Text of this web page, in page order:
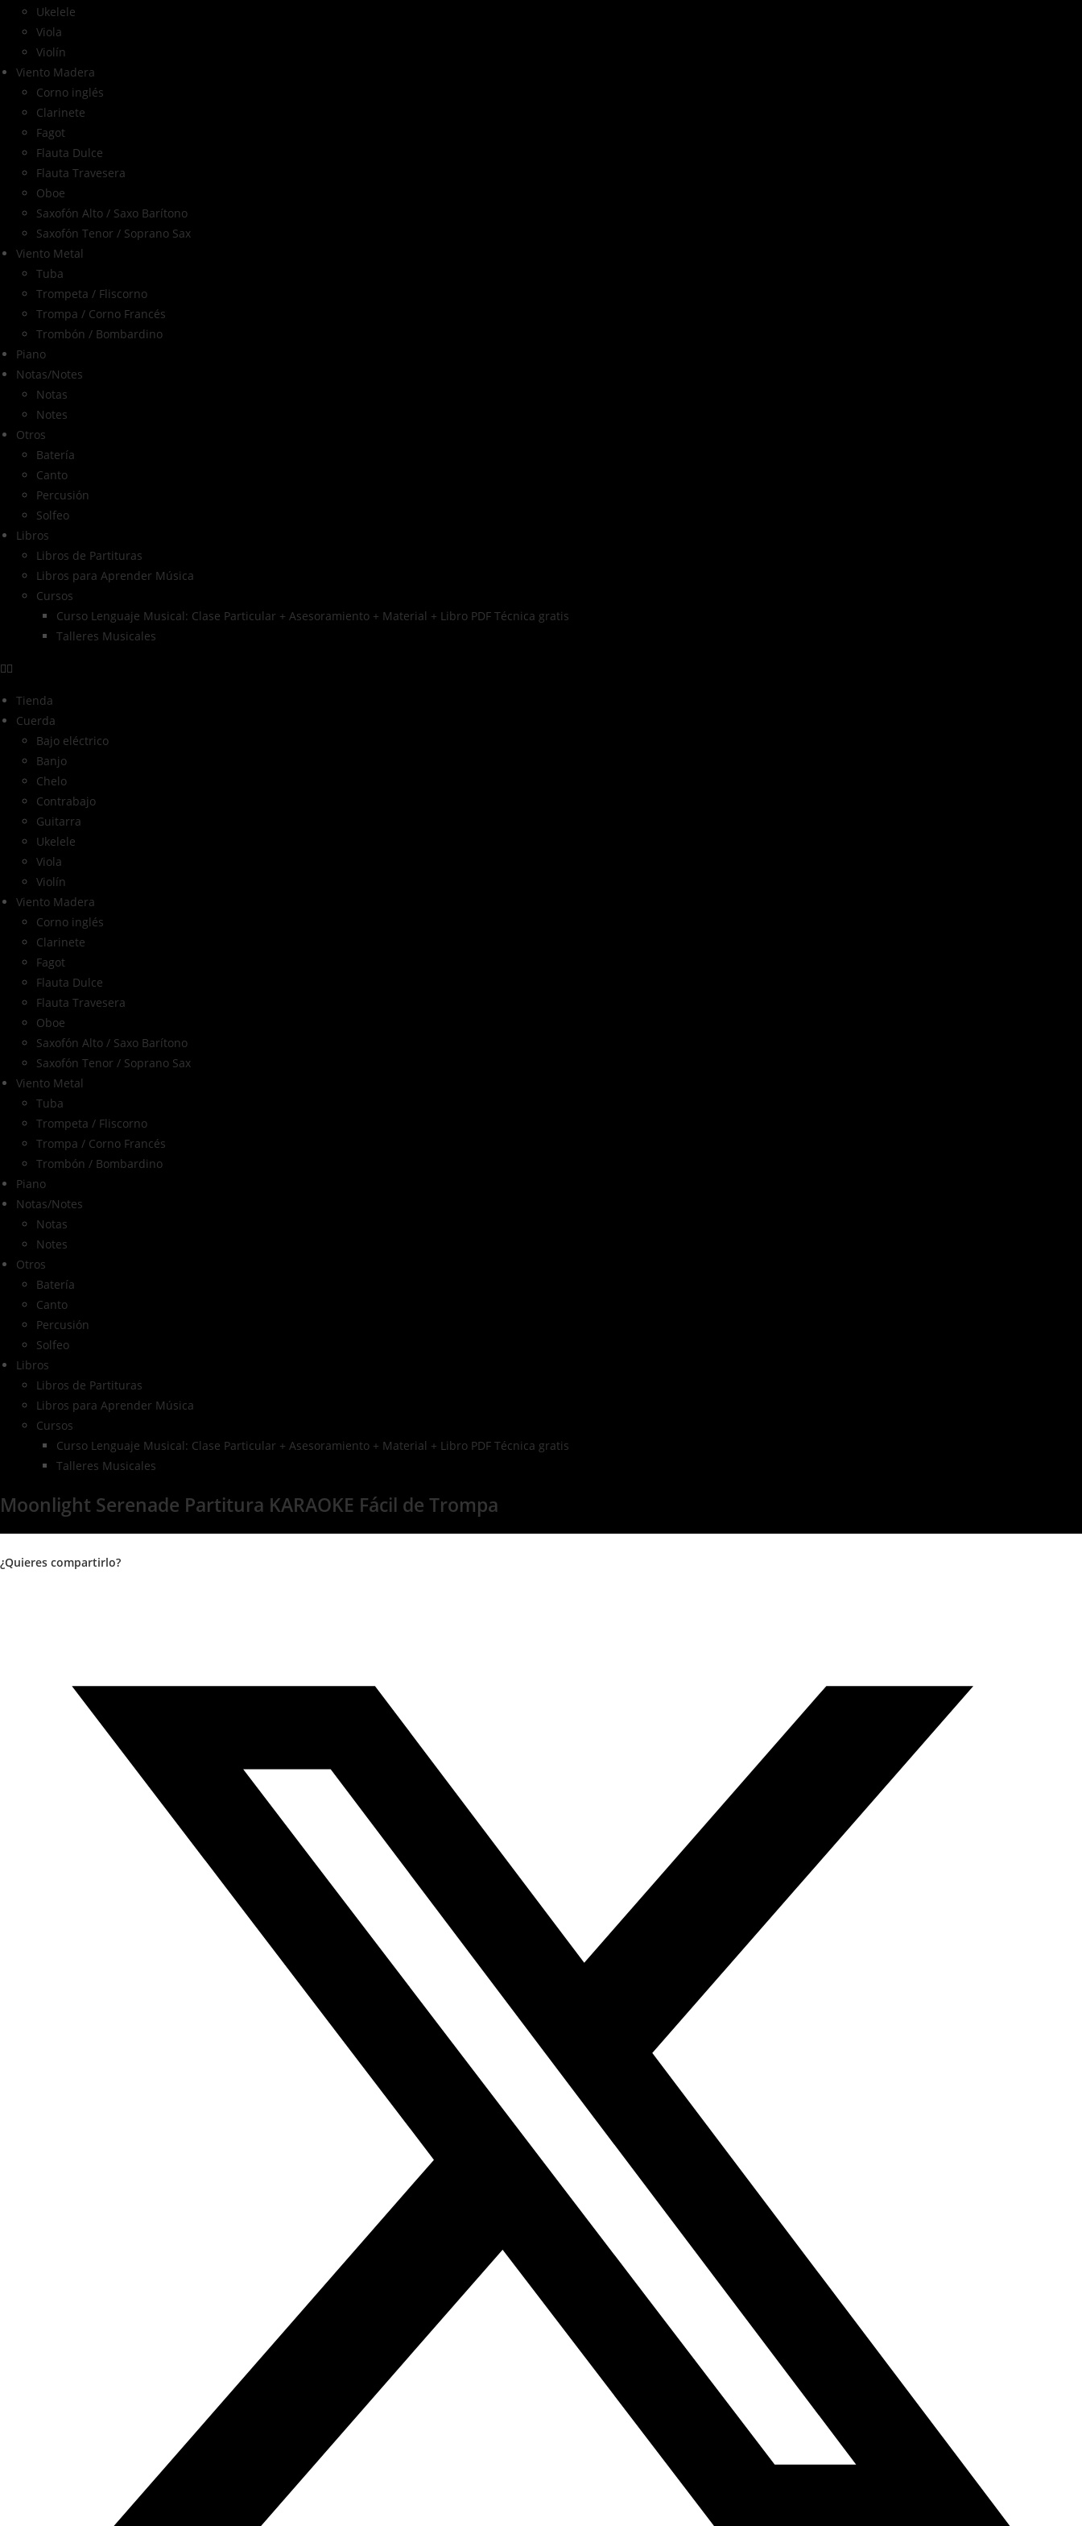
Ukelele
Viola
Violín
Viento Madera
Corno inglés
Clarinete
Fagot
Flauta Dulce
Flauta Travesera
Oboe
Saxofón Alto / Saxo Barítono
Saxofón Tenor / Soprano Sax
Viento Metal
Tuba
Trompeta / Fliscorno
Trompa / Corno Francés
Trombón / Bombardino
Piano
Notas/Notes
Notas
Notes
Otros
Batería
Canto
Percusión
Solfeo
Libros
Libros de Partituras
Libros para Aprender Música
Cursos
Curso Lenguaje Musical: Clase Particular + Asesoramiento + Material + Libro PDF Técnica gratis
Talleres Musicales
Tienda
Cuerda
Bajo eléctrico
Banjo
Chelo
Contrabajo
Guitarra
Ukelele
Viola
Violín
Viento Madera
Corno inglés
Clarinete
Fagot
Flauta Dulce
Flauta Travesera
Oboe
Saxofón Alto / Saxo Barítono
Saxofón Tenor / Soprano Sax
Viento Metal
Tuba
Trompeta / Fliscorno
Trompa / Corno Francés
Trombón / Bombardino
Piano
Notas/Notes
Notas
Notes
Otros
Batería
Canto
Percusión
Solfeo
Libros
Libros de Partituras
Libros para Aprender Música
Cursos
Curso Lenguaje Musical: Clase Particular + Asesoramiento + Material + Libro PDF Técnica gratis
Talleres Musicales
Moonlight Serenade Partitura KARAOKE Fácil de Trompa
¿Quieres compartirlo?